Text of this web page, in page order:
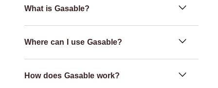
What is Gasable?
Where can I use Gasable?
How does Gasable work?